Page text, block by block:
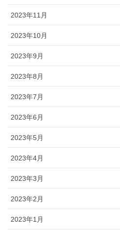
2023年11月
2023年10月
2023年9月
2023年8月
2023年7月
2023年6月
2023年5月
2023年4月
2023年3月
2023年2月
2023年1月